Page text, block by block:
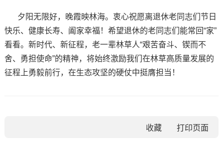
夕阳无限好，晚霞映林海。衷心祝愿离退休老同志们节日
快乐、健康长寿、阖家幸福！希望退休的老同志们能常回“家”
看看。新时代、新征程，老一辈林草人“艰苦奋斗、锲而不
舍、勇担使命”的精神，将始终激励我们在林草高质量发展的
征程上勇毅前行，在生态攻坚的硬仗中挺膺担当！
收藏